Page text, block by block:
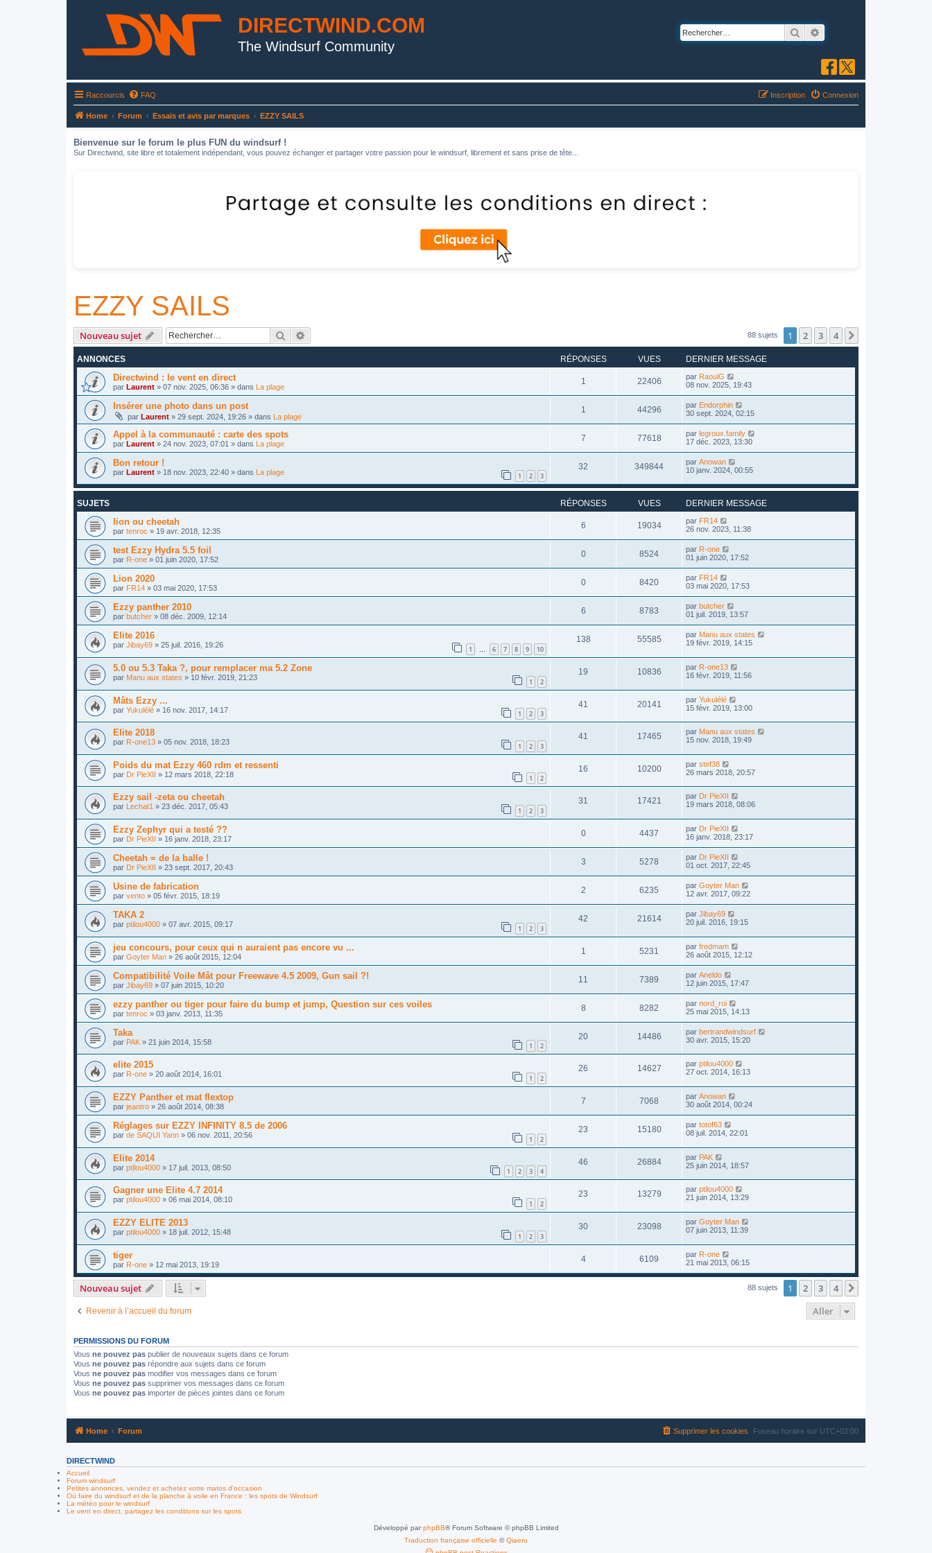
DIRECTWIND.COM
The Windsurf Community
Rechercher
Raccourcis FAQ Connexion
Inscription
Home Forum Essais et avis par marques EZZY SAILS
Bienvenue sur le forum le plus FUN du windsurf !
Sur Directwind, site libre et totalement indépendant, vous pouvez échanger et partager votre passion pour le windsurf, librement et sans prise de tête...
EZZY SAILS
Nouveau sujet Rechercher 88 sujets 1 2 3 4
ANNONCES RÉPONSES VUES DERNIER MESSAGE
Directwind : le vent en direct
par Laurent » 07 nov. 2025, 06:36 » dans La plage
1 22406 par RaoulG
08 nov. 2025, 19:43
Insérer une photo dans un post
par Laurent » 29 sept. 2024, 19:26 » dans La plage
1 44296 par Endorphin
30 sept. 2024, 02:15
Appel à la communauté : carte des spots
par Laurent » 24 nov. 2023, 07:01 » dans La plage
7 77618 par legroux.family
17 déc. 2023, 13:30
Bon retour !
par Laurent » 18 nov. 2023, 22:40 » dans La plage 1 2 3
32 349844 par Anowan
10 janv. 2024, 00:55
SUJETS RÉPONSES VUES DERNIER MESSAGE
lion ou cheetah
par tenroc » 19 avr. 2018, 12:35
6 19034 par FR14
26 nov. 2023, 11:38
test Ezzy Hydra 5.5 foil
par R-one » 01 juin 2020, 17:52
0 8524 par R-one
01 juin 2020, 17:52
Lion 2020
par FR14 » 03 mai 2020, 17:53
0 8420 par FR14
03 mai 2020, 17:53
Ezzy panther 2010
par butcher » 08 déc. 2009, 12:14
6 8783 par butcher
01 juil. 2019, 13:57
Elite 2016
par Jibay69 » 25 juil. 2016, 19:26 1 … 6 7 8 9 10
138 55585 par Manu aux states
19 févr. 2019, 14:15
5.0 ou 5.3 Taka ?, pour remplacer ma 5.2 Zone
par Manu aux states » 10 févr. 2019, 21:23 1 2
19 10836 par R-one13
16 févr. 2019, 11:56
Mâts Ezzy ...
par Yukulélé » 16 nov. 2017, 14:17 1 2 3
41 20141 par Yukulélé
15 févr. 2019, 13:00
Elite 2018
par R-one13 » 05 nov. 2018, 18:23 1 2 3
41 17465 par Manu aux states
15 nov. 2018, 19:49
Poids du mat Ezzy 460 rdm et ressenti
par Dr PieXII » 12 mars 2018, 22:18 1 2
16 10200 par stef38
26 mars 2018, 20:57
Ezzy sail -zeta ou cheetah
par Lechat1 » 23 déc. 2017, 05:43 1 2 3
31 17421 par Dr PieXII
19 mars 2018, 08:06
Ezzy Zephyr qui a testé ??
par Dr PieXII » 16 janv. 2018, 23:17
0 4437 par Dr PieXII
16 janv. 2018, 23:17
Cheetah = de la balle !
par Dr PieXII » 23 sept. 2017, 20:43
3 5278 par Dr PieXII
01 oct. 2017, 22:45
Usine de fabrication
par vento » 05 févr. 2015, 18:19
2 6235 par Goyter Man
12 avr. 2017, 09:22
TAKA 2
par ptilou4000 » 07 avr. 2015, 09:17 1 2 3
42 21614 par Jibay69
20 juil. 2016, 19:15
jeu concours, pour ceux qui n auraient pas encore vu ...
par Goyter Man » 26 août 2015, 12:04
1 5231 par fredmam
26 août 2015, 12:12
Compatibilité Voile Mât pour Freewave 4.5 2009, Gun sail ?!
par Jibay69 » 07 juin 2015, 10:20
11 7389 par Aneldo
12 juin 2015, 17:47
ezzy panther ou tiger pour faire du bump et jump, Question sur ces voiles
par tenroc » 03 janv. 2013, 11:35
8 8282 par nord_roi
25 mai 2015, 14:13
Taka
par PAK » 21 juin 2014, 15:58 1 2
20 14486 par bertrandwindsurf
30 avr. 2015, 15:20
elite 2015
par R-one » 20 août 2014, 16:01 1 2
26 14627 par ptilou4000
27 oct. 2014, 16:13
EZZY Panther et mat flextop
par jeantro » 26 août 2014, 08:38
7 7068 par Anowan
30 août 2014, 00:24
Réglages sur EZZY INFINITY 8.5 de 2006
par de SAQUI Yann » 06 nov. 2011, 20:56 1 2
23 15180 par totof63
08 juil. 2014, 22:01
Elite 2014
par ptilou4000 » 17 juil. 2013, 08:50 1 2 3 4
46 26884 par PAK
25 juin 2014, 18:57
Gagner une Elite 4.7 2014
par ptilou4000 » 06 mai 2014, 08:10 1 2
23 13279 par ptilou4000
21 juin 2014, 13:29
EZZY ELITE 2013
par ptilou4000 » 18 juil. 2012, 15:48 1 2 3
30 23098 par Goyter Man
07 juin 2013, 11:39
tiger
par R-one » 12 mai 2013, 19:19
4 6109 par R-one
21 mai 2013, 06:15
Nouveau sujet 88 sujets 1 2 3 4
Revenir à l’accueil du forum Aller
PERMISSIONS DU FORUM
Vous ne pouvez pas publier de nouveaux sujets dans ce forum
Vous ne pouvez pas répondre aux sujets dans ce forum
Vous ne pouvez pas modifier vos messages dans ce forum
Vous ne pouvez pas supprimer vos messages dans ce forum
Vous ne pouvez pas importer de pièces jointes dans ce forum
Home Forum Fuseau horaire sur UTC+02:00
Supprimer les cookies
DIRECTWIND
Accueil
Forum windsurf
Petites annonces, vendez et achetez votre matos d'occasion
Où faire du windsurf et de la planche à voile en France : les spots de Windsurf
La météo pour le windsurf
Le vent en direct, partagez les conditions sur les spots
Développé parphpBB® Forum Software © phpBB Limited
Traduction française officielle ©Qiaeru